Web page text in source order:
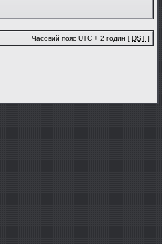
Часовий пояс UTC + 2 годин [ DST ]